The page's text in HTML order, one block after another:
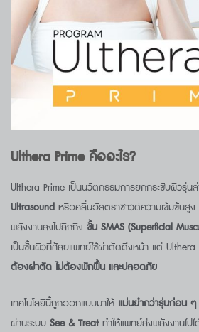
Ulthera Prime คืออะไร?
Ulthera Prime เป็นนวัตกรรมการยกกระชับผิวรุ่นล่
Ultrasound หรือคลื่นอัลตราซาวด์ความเข้มข้นสูง
พลังงานลงไปลึกถึง ชั้น SMAS (Superficial
เป็นชั้นผิวที่ศัลยแพทย์ใช้ผ่าตัดดึงหน้า แต่ Ulthera
ต้องผ่าตัด ไม่ต้องพักฟื้น และปลอดภัย
เทคโนโลยีนี้ถูกออกแบบมาให้ แม่นยำกว่ารุ่นก่อน ๆ
ผ่านระบบ See & Treatทำให้แพทย์ส่งพลังงานไป